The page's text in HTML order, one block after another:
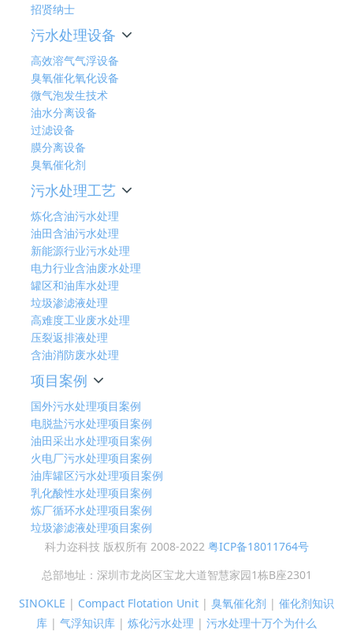
招贤纳士
污水处理设备
高效溶气气浮设备
臭氧催化氧化设备
微气泡发生技术
油水分离设备
过滤设备
膜分离设备
臭氧催化剂
污水处理工艺
炼化含油污水处理
油田含油污水处理
新能源行业污水处理
电力行业含油废水处理
罐区和油库水处理
垃圾渗滤液处理
高难度工业废水处理
压裂返排液处理
含油消防废水处理
项目案例
国外污水处理项目案例
电脱盐污水处理项目案例
油田采出水处理项目案例
火电厂污水处理项目案例
油库罐区污水处理项目案例
乳化酸性水处理项目案例
炼厂循环水处理项目案例
垃圾渗滤液处理项目案例
科力迩科技 版权所有 2008-2022 粤ICP备18011764号
总部地址：深圳市龙岗区宝龙大道智慧家园1栋B座2301
SINOKLE | Compact Flotation Unit | 臭氧催化剂 | 催化剂知识
库 | 气浮知识库 | 炼化污水处理 | 污水处理十万个为什么